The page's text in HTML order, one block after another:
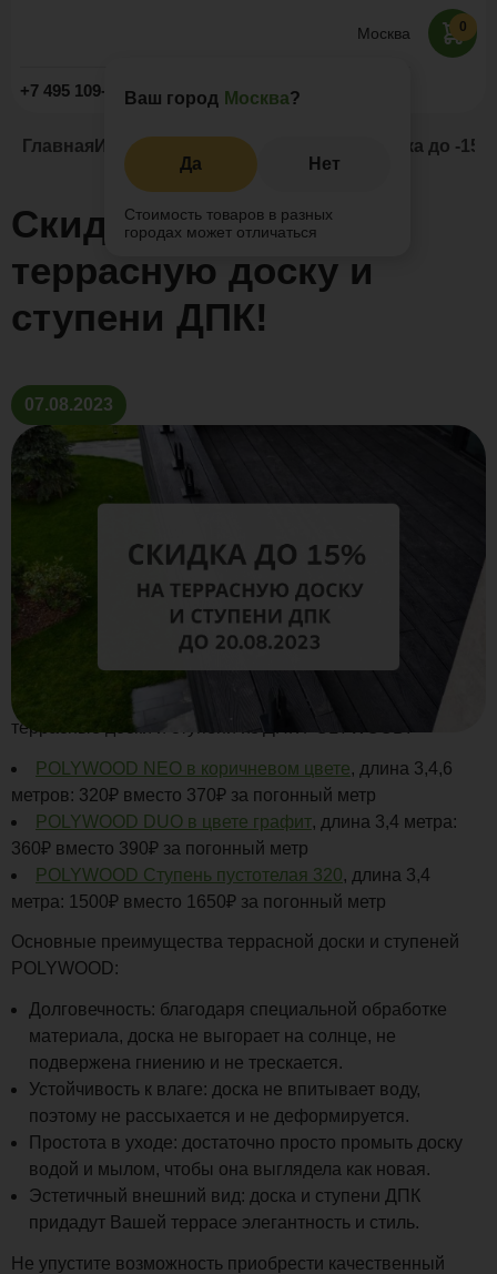
Москва
Ваш город Москва?
Да Нет
Стоимость товаров в разных
городах может отличаться
+7 495 109-52-09 Заказать звонок
0
Главная Информация Новости и акции Скидка до -
Скидка до -15% на
террасную доску и
ступени ДПК!
07.08.2023
Мы рады представить Вам нашу новую акцию на
террасные доски и ступени из ДПК POLYWOOD!
POLYWOOD NEO в коричневом цвете, длина 3,4,6
метров: 320₽ вместо 370₽ за погонный метр
POLYWOOD DUO в цвете графит, длина 3,4 метра:
360₽ вместо 390₽ за погонный метр
POLYWOOD Ступень пустотелая 320, длина 3,4
метра: 1500₽ вместо 1650₽ за погонный метр
Основные преимущества террасной доски и ступеней
POLYWOOD:
Долговечность: благодаря специальной обработке
материала, доска не выгорает на солнце, не
подвержена гниению и не трескается.
Устойчивость к влаге: доска не впитывает воду,
поэтому не рассыхается и не деформируется.
Простота в уходе: достаточно просто промыть доску
водой и мылом, чтобы она выглядела как новая.
Эстетичный внешний вид: доска и ступени ДПК
придадут Вашей террасе элегантность и стиль.
Не упустите возможность приобрести качественный